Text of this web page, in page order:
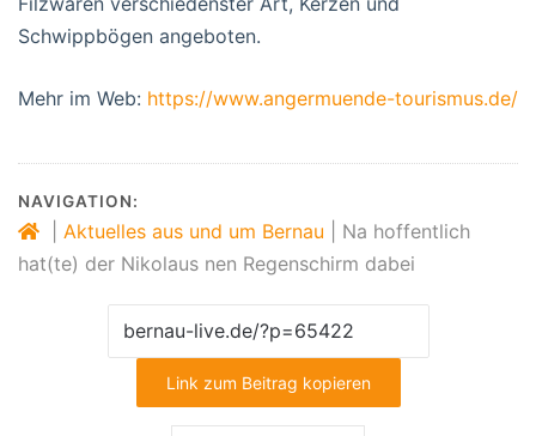
Schwippbögen angeboten.
Mehr im Web: https://www.angermuende-tourismus.de/
NAVIGATION:
Aktuelles aus und um Bernau
Na hoffentlich
hat(te) der Nikolaus nen Regenschirm dabei
Link zum Beitrag kopieren